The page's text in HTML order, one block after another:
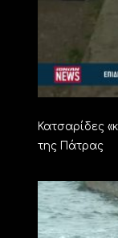
Κατσαρίδες
της Πάτρας